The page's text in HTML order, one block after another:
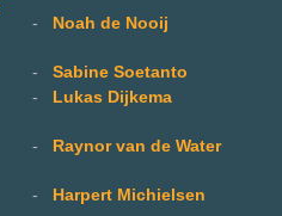
- Noah de Nooij
- Sabine Soetanto
-
Lukas Dijkema
- Raynor van de Water
- Harpert Michielsen